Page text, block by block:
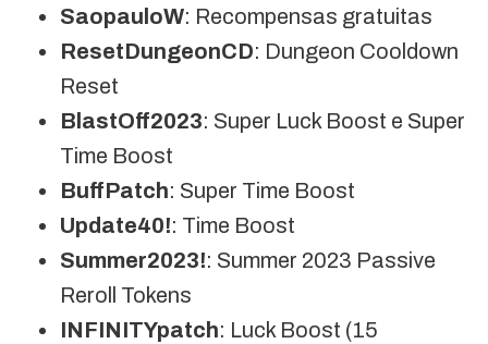
SaopauloW: Recompensas gratuitas
ResetDungeonCD: Dungeon Cooldown
Reset
BlastOff2023: Super Luck Boost e Super
Time Boost
BuffPatch: Super Time Boost
Update40!: Time Boost
Summer2023!: Summer 2023 Passive
Reroll Tokens
INFINITYpatch: Luck Boost (15